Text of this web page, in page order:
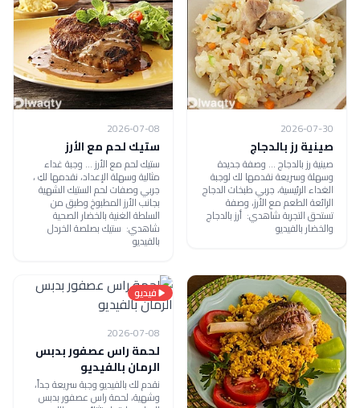
2026-07-30
صينية رز بالدجاج
صينية رز بالدجاج ... وصفة جديدة
وسهلة وسريعة نقدمها لك لوجبة
الغداء الرئيسية، جربي طبخات الدجاج
الرائعة الطعم مع الأرز، وصفة
تستحق التجربة شاهدي: أرز بالدجاج
والخضار بالفيديو
2026-07-08
ستيك لحم مع الأرز
ستيك لحم مع الأرز ... وجبة غداء
مثالية وسهلة الإعداد، نقدمها لكِ ،
جربي وصفات لحم الستيك الشهية
بجانب الأرز المطبوخ وطبق من
السلطة الغنية بالخضار الصحية
شاهدي: ستيك بصلصة الخردل
بالفيديو
فيديو
2026-07-08
لحمة راس عصفور بدبس
الرمان بالفيديو
نقدم لك بالفيديو وجبة سريعة جداً،
وشهية، لحمة راس عصفور بدبس